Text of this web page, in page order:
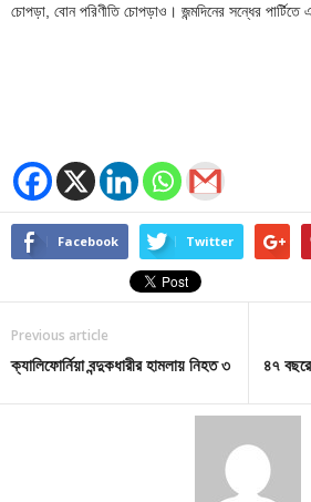
চোপড়া, বোন পরিণীতি চোপড়াও। জন্মদিনের সন্ধের পার্টিতে
Facebook Twitter
Previous article
ক্যালিফোর্নিয়া বন্দুকধারীর হামলায় নিহত ৩ ৪৭